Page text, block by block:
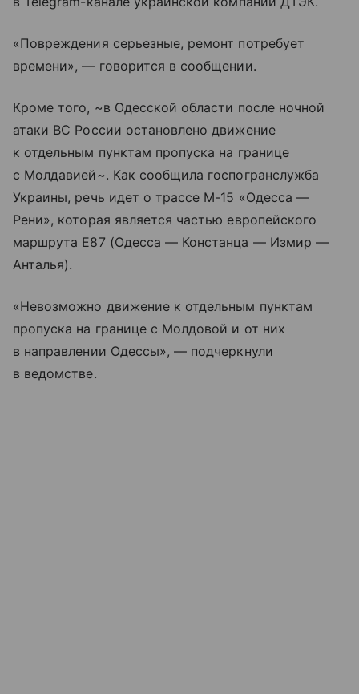
«Повреждения серьезные, ремонт потребует
времени», — говорится в сообщении.
Кроме того, ~в Одесской области после ночной
атаки ВС России остановлено движение
к отдельным пунктам пропуска на границе
с Молдавией~. Как сообщила госпогранслужба
Украины, речь идет о трассе М-15 «Одесса —
Рени», которая является частью европейского
маршрута E87 (Одесса — Констанца — Измир —
Анталья).
«Невозможно движение к отдельным пунктам
пропуска на границе с Молдовой и от них
в направлении Одессы», — подчеркнули
в ведомстве.